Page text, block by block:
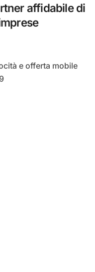
affidabile di